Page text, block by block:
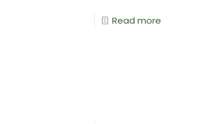
Read more